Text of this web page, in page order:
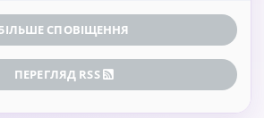
СПОВІЩЕННЯ
ПЕРЕГЛЯД RSS